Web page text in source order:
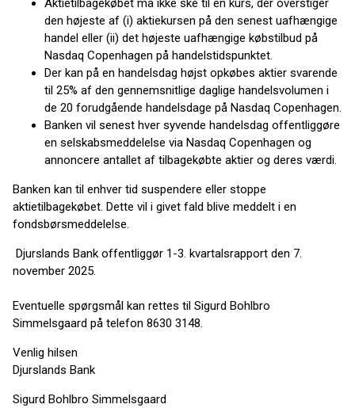
Aktietilbagekøbet må ikke ske til en kurs, der overstiger
den højeste af (i) aktiekursen på den senest uafhængige
handel eller (ii) det højeste uafhængige købstilbud på
Nasdaq Copenhagen på handelstidspunktet.
Der kan på en handelsdag højst opkøbes aktier svarende
til 25% af den gennemsnitlige daglige handelsvolumen i
de 20 forudgående handelsdage på Nasdaq Copenhagen.
Banken vil senest hver syvende handelsdag offentliggøre
en selskabsmeddelelse via Nasdaq Copenhagen og
annoncere antallet af tilbagekøbte aktier og deres værdi.
Banken kan til enhver tid suspendere eller stoppe
aktietilbagekøbet. Dette vil i givet fald blive meddelt i en
fondsbørsmeddelelse.
Djurslands Bank offentliggør 1-3. kvartalsrapport den 7.
november 2025.
Eventuelle spørgsmål kan rettes til Sigurd Bohlbro
Simmelsgaard på telefon 8630 3148.
Venlig hilsen
Djurslands Bank
Sigurd Bohlbro Simmelsgaard